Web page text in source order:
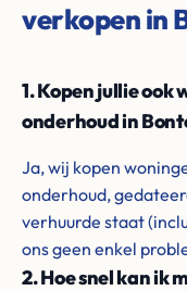
verkopen in
1. Kopen jullie
onderhoud in
Ja, wij kopen
onderhoud,
verhuurde staat
ons geen enkel
2. Hoe snel kan ik